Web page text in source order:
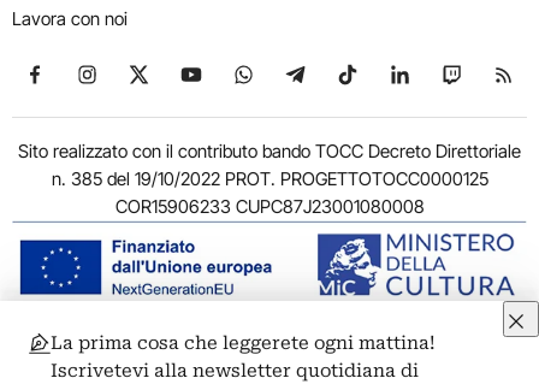
Lavora con noi
Seguici su Facebook
Seguici su Instagram
Seguici su X
Seguici su YouTube
Seguici su WhatsApp
Seguici su Telegram
Seguici su TikTok
Seguici su
Seguici
Sito realizzato con il contributo bando TOCC Decreto Direttoriale
n. 385 del 19/10/2022 PROT. PROGETTOTOCC0000125
COR15906233 CUPC87J23001080008
© 2011-2026 ARTRIBUNE srl – Corso Vittorio Emanuele II, 287 –
00186 Roma - P.I. 11381581005
La prima cosa che leggerete ogni mattina!
Iscrivetevi alla newsletter quotidiana di